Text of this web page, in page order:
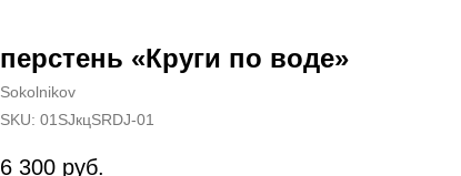
перстень «Круги по воде»
Sokolnikov
SKU: 01SJкцSRDJ-01
6 300 руб.